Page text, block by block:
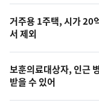
오
늘
의
영
상
거주용 1주택, 시가 20
서 제외
보훈의료대상자, 인근
받을 수 있어